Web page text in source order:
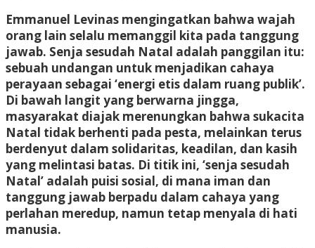
Emmanuel Levinas mengingatkan bahwa wajah
orang lain selalu memanggil kita pada tanggung
jawab. Senja sesudah Natal adalah panggilan itu:
sebuah undangan untuk menjadikan cahaya
perayaan sebagai ‘energi etis dalam ruang publik’.
Di bawah langit yang berwarna jingga,
masyarakat diajak merenungkan bahwa sukacita
Natal tidak berhenti pada pesta, melainkan terus
berdenyut dalam solidaritas, keadilan, dan kasih
yang melintasi batas. Di titik ini, ‘senja sesudah
Natal’ adalah puisi sosial, di mana iman dan
tanggung jawab berpadu dalam cahaya yang
perlahan meredup, namun tetap menyala di hati
manusia.